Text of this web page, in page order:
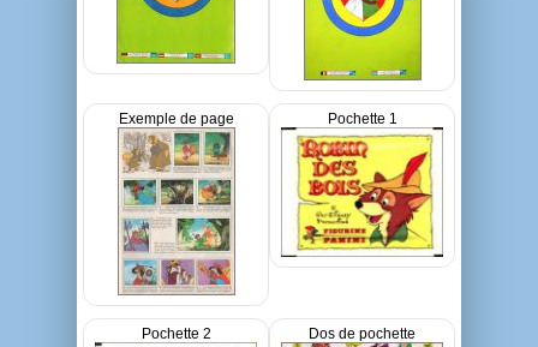
Exemple de page Pochette 1
Pochette 2 Dos de pochette